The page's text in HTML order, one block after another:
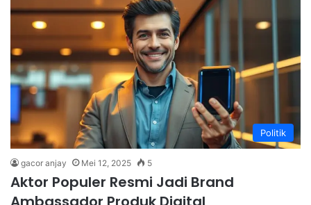
Politik
gacor anjay Mei 12, 2025 5
Aktor Populer Resmi Jadi Brand